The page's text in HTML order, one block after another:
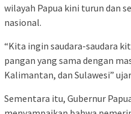
wilayah Papua kini turun dan
nasional.
“Kita ingin saudara-saudara
pangan yang sama dengan
Kalimantan, dan Sulawesi”
Sementara itu, Gubernur